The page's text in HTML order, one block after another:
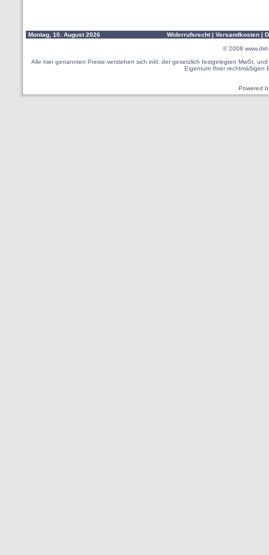
Montag, 10. August 2026 Widerrufsrecht | Versandkosten |
© 2008
Alle hier genannten Preise verstehen sich inkl. der gesetzlich festgelegten MwSt.
Eigentum Ihrer rechtmäßigen
Powered